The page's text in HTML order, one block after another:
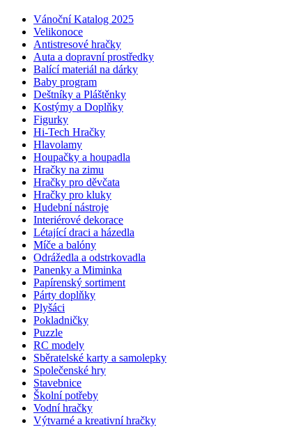
Vánoční Katalog 2025
Velikonoce
Antistresové hračky
Auta a dopravní prostředky
Balící materiál na dárky
Baby program
Deštníky a Pláštěnky
Kostýmy a Doplňky
Figurky
Hi-Tech Hračky
Hlavolamy
Houpačky a houpadla
Hračky na zimu
Hračky pro děvčata
Hračky pro kluky
Hudební nástroje
Interiérové dekorace
Létající draci a házedla
Míče a balóny
Odrážedla a odstrkovadla
Panenky a Miminka
Papírenský sortiment
Párty doplňky
Plyšáci
Pokladničky
Puzzle
RC modely
Sběratelské karty a samolepky
Společenské hry
Stavebnice
Školní potřeby
Vodní hračky
Výtvarné a kreativní hračky